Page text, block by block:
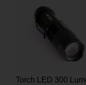
Torch LED 300